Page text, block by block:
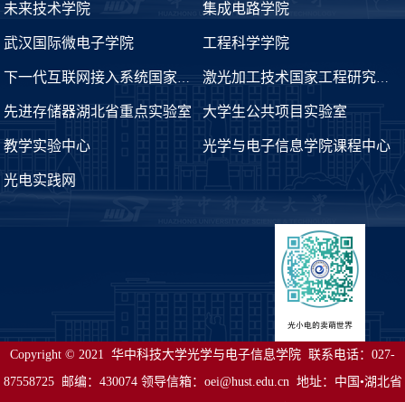
未来技术学院 集成电路学院
武汉国际微电子学院 工程科学学院
下一代互联网接入系统国家工程实验室 激光加工技术国家工程研究中心
先进存储器湖北省重点实验室 大学生公共项目实验室
教学实验中心 光学与电子信息学院课程中心
光电实践网
Copyright © 2021 华中科技大学光学与电子信息学院 联系电话：027-
87558725 邮编：430074 领导信箱：oei@hust.edu.cn 地址：中国•湖北省